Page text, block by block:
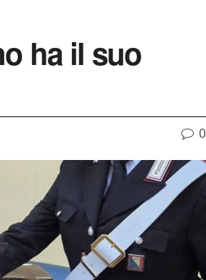
ha il suo
0